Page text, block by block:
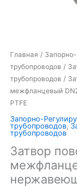
Главная /
трубопроводов /
трубопроводов /
межфланцевый
PTFE
Запорно-
трубопроводов,
трубопроводов
Затвор